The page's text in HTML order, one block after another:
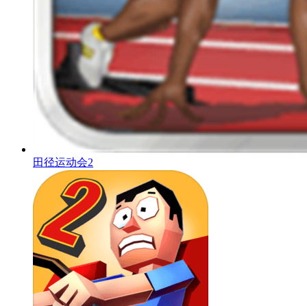
田径运动会2